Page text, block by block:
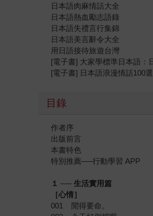
日本語肉麻情話大全
日本語熱血勵志語錄
日本語失禮言行集錦
日本語美言辭令大全
用日語接待旅遊台灣
[電子書] 大家學標準日本語：
[電子書] 日本語浪漫情話100
目錄
作者序
出版前言
本書特色
特別推薦──行動學習 APP
１ ── 生活實用篇
［心情］
001 閒得要命。